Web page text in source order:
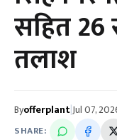
सहित 26
तलाश
Byofferplant|Jul 07,
SHARE: